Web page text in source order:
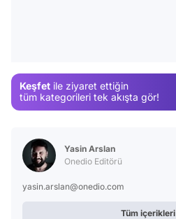
Keşfet ile ziyaret ettiğin
tüm kategorileri tek akışta gör!
Yasin Arslan
Onedio Editörü
yasin.arslan@onedio.com
Tüm içerikleri